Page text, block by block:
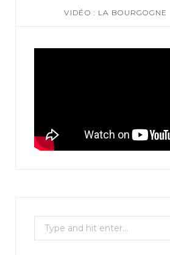
VIDÉO : LA BOURGOGNE
e